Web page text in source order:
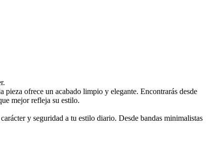
ofrece un acabado limpio y elegante. Encontrarás desde
mejor refleja su estilo.
y seguridad a tu estilo diario. Desde bandas minimalistas